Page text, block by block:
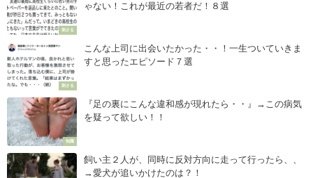
刺さる
ゃない！これが最近の若者だ！８選
刺さる
こんな上司に出会いたかった・・！一生ついていきま
すと思ったエピソード７選
知識
『足の裏にこんな違和感が現れたら・・』→この病気
を疑って欲しい！！
飼い主２人が、同時に反対方向に走って行ったら、、
→愛犬が追いかけたのは？！